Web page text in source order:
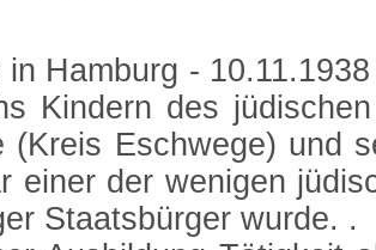
in Hamburg -
Kindern des
(Kreis Eschwege) und
einer der wenigen
Staatsbürger wurde. .